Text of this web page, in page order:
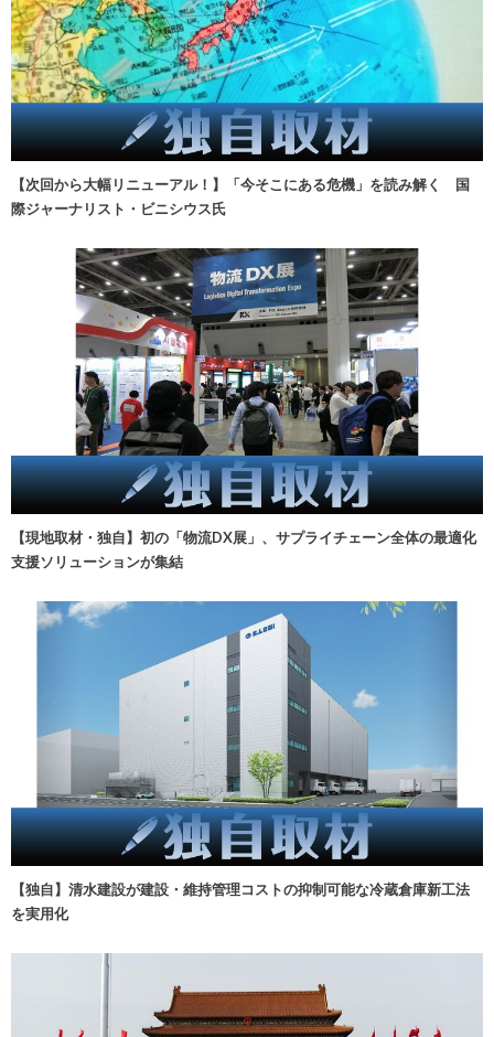
【次回から大幅リニューアル！】「今そこにある危機」を読み解く 国
際ジャーナリスト・ビニシウス氏
【現地取材・独自】初の「物流DX展」、サプライチェーン全体の最適化
支援ソリューションが集結
【独自】清水建設が建設・維持管理コストの抑制可能な冷蔵倉庫新工法
を実用化